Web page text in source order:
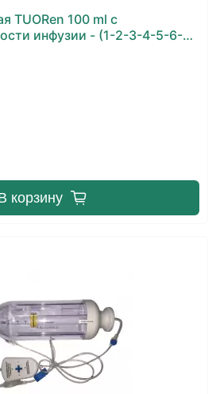
TUORen 100 ml с
инфузии - (1-2-3-4-5-6-7-
корзину